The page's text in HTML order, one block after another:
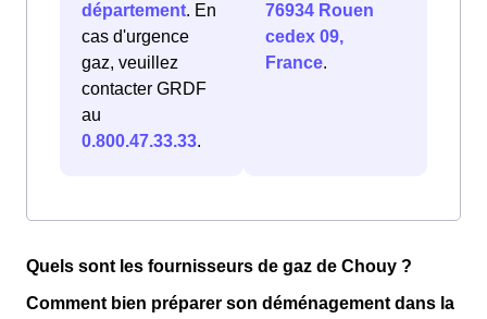
département. En
cas d'urgence
gaz, veuillez
contacter GRDF
au
0.800.47.33.33.
76934 Rouen
cedex 09,
France.
Quels sont les fournisseurs de gaz de Chouy ?
Comment bien préparer son déménagement dans la